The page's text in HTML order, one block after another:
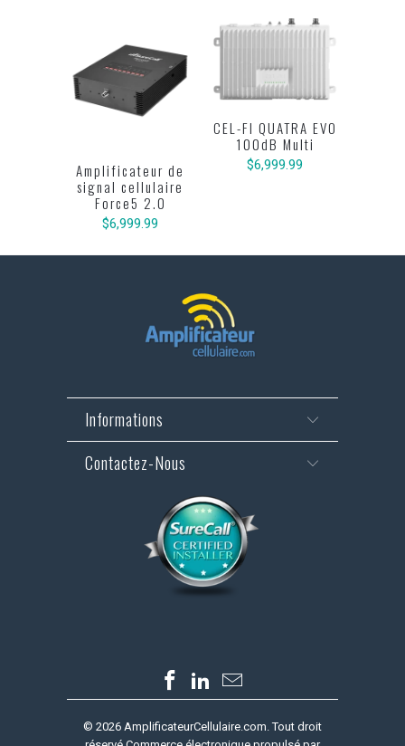
Amplificateur de
signal cellulaire
Force5 2.0
$6,999.99
CEL-FI QUATRA EVO
100dB Multi
$6,999.99
Informations
Contactez-Nous
© 2026 AmplificateurCellulaire.com . Tout droit